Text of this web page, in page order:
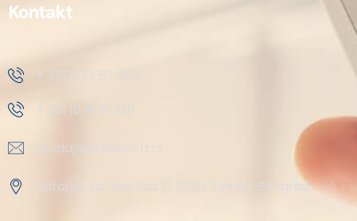
Kontakt
+ 381 11 37 57 555
+ 381 18 41 51 230
prodaja@steelsoft.rs
Autoput za Novi Sad 71 11080, Zemun-Beograd